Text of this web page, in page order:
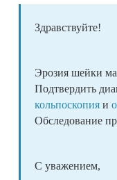
Здравствуйте!
Эрозия шейки
Подтвердить
кольпоскопия и
Обследование
С уважением,